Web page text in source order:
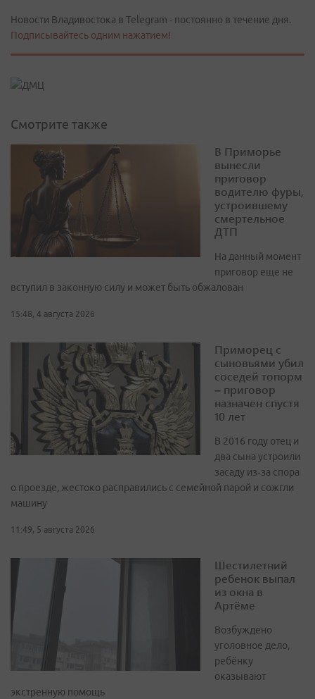
Новости Владивостока в Telegram - постоянно в течение дня.
Подписывайтесь одним нажатием!
Смотрите также
В Приморье
вынесли
приговор
водителю фуры,
устроившему
смертельное
ДТП
На данный момент
приговор еще не
вступил в законную силу и может быть обжалован
15:48, 4 августа 2026
Приморец с
сыновьями убил
соседей топорм
– приговор
назначен спустя
10 лет
В 2016 году отец и
два сына устроили
засаду из‑за спора
о проезде, жестоко расправились с семейной парой и сожгли
машину
11:49, 5 августа 2026
Шестилетний
ребенок выпал
из окна в
Артёме
Возбуждено
уголовное дело,
ребёнку
оказывают
экстренную помощь